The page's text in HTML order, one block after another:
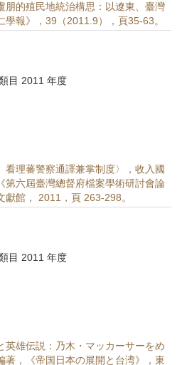
朋的殖民地統治構思：以遼東、臺灣
報》，39（2011.9），頁35-63。
目 2011 年度
看理蕃警察通譯兼掌制度〉，收入國
第六屆臺灣總督府檔案學術研討會論
館， 2011，頁 263-298。
目 2011 年度
英雄伝説：乃木・マッカーサーをめ
著，《帝国日本の展開と台湾》，東